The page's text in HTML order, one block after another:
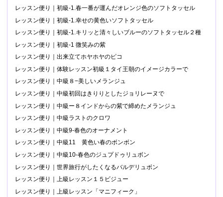
レッスン便り｜初級-1.春一番が運んだオレンジ色のソフトタッセル
レッスン便り｜初級-1.幸せの黄色いソフトタッセル
レッスン便り｜初級-1.キリッと清々しいブルーのソフトタッセル２種
レッスン便り｜初級-1 微笑みの紫
レッスン便り｜出来立てホヤホヤのピコ
レッスン便り｜体験レッスン初級１タイ王朝のイメージカラーで
レッスン便り｜中級８−美しいメランジュ
レッスン便り｜中級初回はきりりとしたジョリレーヌで
レッスン便り｜中級ー８インドからの紫で締めたメランジュ
レッスン便り｜中級ラストのクロワ
レッスン便り｜中級9-春色のオーナメント
レッスン便り｜中級11 黄色い春のボンボン
レッスン便り｜中級10-春色のジュプドゥリュボン
レッスン便り｜世界旅行がしたくなるバルデリュボン
レッスン便り｜上級レッスン１５ビジュー
レッスン便り｜上級レッスン「マニフィーク」